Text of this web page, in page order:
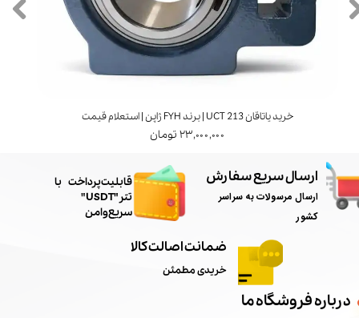
خرید یاتاقان UCT 213 | برند FYH ژاپن | استعلام قیمت
۲۳,۰۰۰,۰۰۰ تومان
ارسال سریع سفارش
ارسال مرسولات به سراسر
کشور
ضمانت اصالت کالا
خریدی مطمئن
درباره فروشگاه ما
​قابلیت پرداخت با
تتر"USDT"
سریع و امن